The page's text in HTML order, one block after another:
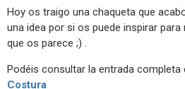
Hoy os traigo una chaqueta que
una idea por si os puede inspirar
que os parece ;) .
Podéis consultar la entrada completa
Costura